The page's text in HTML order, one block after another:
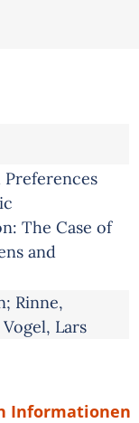
The Case of
and
Rinne,
Lars
Informationen